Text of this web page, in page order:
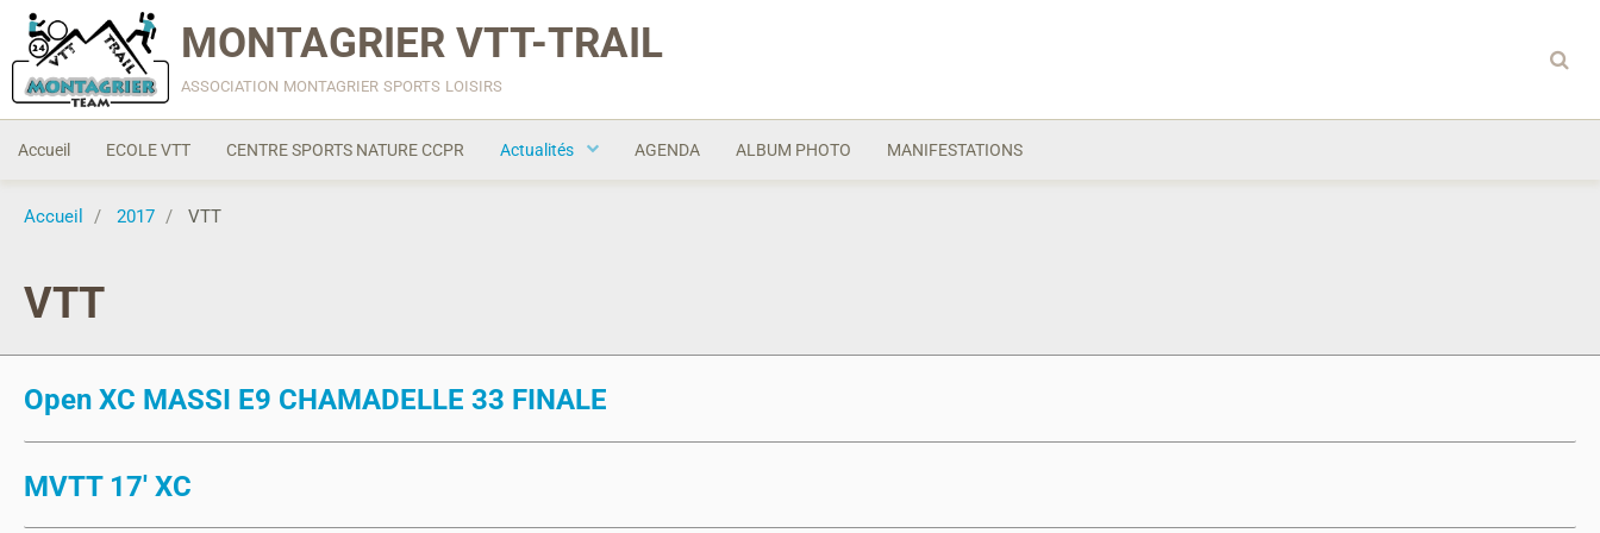
MONTAGRIER VTT-TRAIL
association montagrier sports loisirs
Accueil ECOLE VTT CENTRE SPORTS NATURE CCPR Actualités AGENDA ALBUM PHOTO MANIFESTATIONS
Accueil 2017 VTT
VTT
Open XC MASSI E9 CHAMADELLE 33 FINALE
MVTT 17' XC